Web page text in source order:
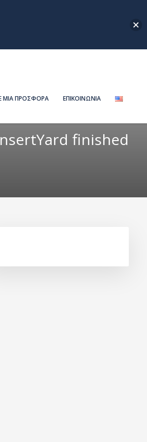
ΜΙΑ ΠΡΟΣΦΟΡΑ ΕΠΙΚΟΙΝΩΝΙΑ
finished